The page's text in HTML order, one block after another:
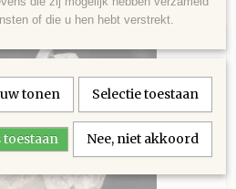
of die u hen hebt verstrekt.
tonen Selectie toestaan
toestaan Nee, niet akkoord